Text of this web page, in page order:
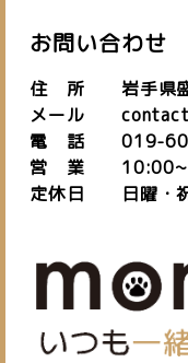
お問い合わせ
住 所 岩手県盛
メール
電 話 019-
営 業
定休日 日曜・